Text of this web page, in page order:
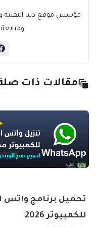
مؤسس موقع دنيا التقنية
مقالات ذات
تحميل برنامج واتس
للكمبيوتر 2026